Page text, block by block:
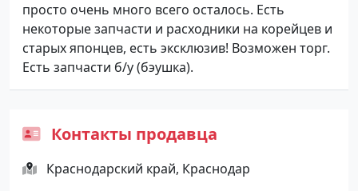
просто очень много всего осталось. Есть
некоторые запчасти и расходники на корейцев и
старых японцев, есть эксклюзив! Возможен торг.
Есть запчасти б/у (бэушка).
Контакты продавца
Краснодарский край, Краснодар